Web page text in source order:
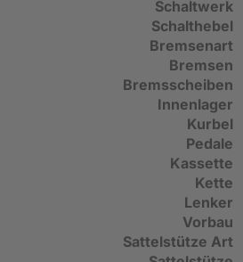
Schaltwerk
Schalthebel
Bremsenart
Bremsen
Bremsscheiben
Innenlager
Kurbel
Pedale
Kassette
Kette
Lenker
Vorbau
Sattelstütze Art